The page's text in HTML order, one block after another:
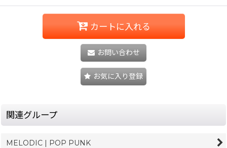
カートに入れる
お問い合わせ
お気に入り登録
関連グループ
MELODIC | POP PUNK